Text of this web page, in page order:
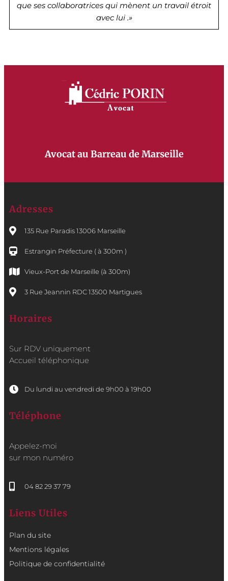
que ses collaboratrices qui mènent un travail étroit
avec lui .»
Avocat au Barreau de Marseille
Adresses
135 Rue Paradis 13006 Marseille
Estrangin Préfecture ( à 300m )
Vieux-Port de Marseille (à 300m)
3 Rue Jeannin RDC 13500 Martigues
Horaires
Sur RDV uniquement
Accueil téléphonique
Du lundi au vendredi de 9h00 à 19h00
Téléphone
Appelez-moi
sur mon numéro
04 82 29 37 79
Liens Utiles
Plan du site
Mentions légales
Politique de confidentialité